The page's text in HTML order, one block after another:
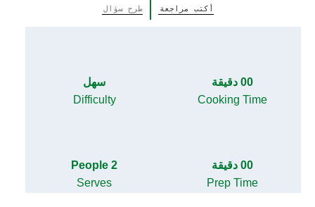
يتم
أكتب مراجعة طرح سؤال
00 دقيقة
Cooking Time
سهل
Difficulty
00 دقيقة
Prep Time
2 People
Serves